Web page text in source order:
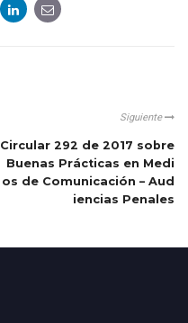
Siguiente
Circular 292 de 2017 sobre
Buenas Prácticas en Medi
os de Comunicación – Aud
iencias Penales